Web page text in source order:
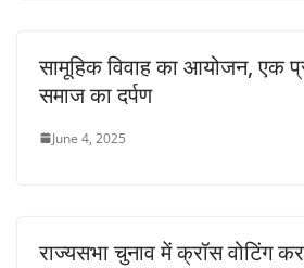
सामूहिक विवाह का आयोजन, एक
समाज का दर्पण
June 4, 2025
राज्यसभा चुनाव में क्रॉस वोटिंग